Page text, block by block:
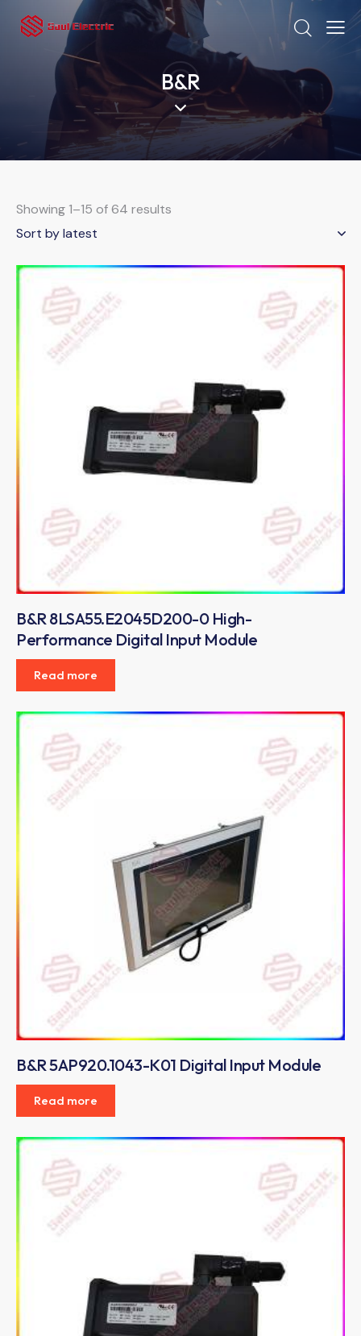
B&R
Showing 1–15 of 64 results
B&R 8LSA55.E2045D200-0 High-
Performance Digital Input Module
Read more
B&R 5AP920.1043-K01 Digital Input Module
Read more